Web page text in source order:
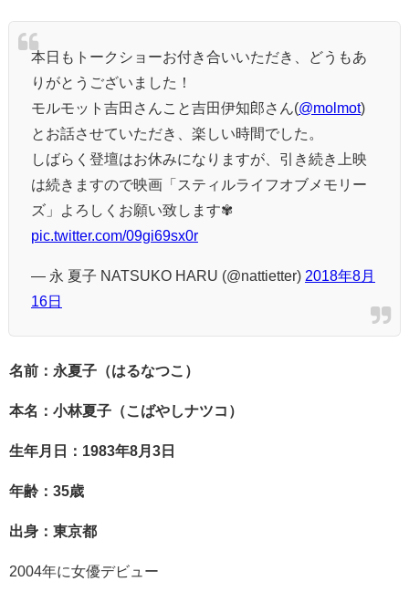
本日もトークショーお付き合いいただき、どうもあ
りがとうございました！
モルモット吉田さんこと吉田伊知郎さん(@molmot)
とお話させていただき、楽しい時間でした。
しばらく登壇はお休みになりますが、引き続き上映
は続きますので映画「スティルライフオブメモリー
ズ」よろしくお願い致します✾
pic.twitter.com/09gi69sx0r
— 永 夏子 NATSUKO HARU (@nattietter) 2018年8月
16日
名前：永夏子（はるなつこ）
本名：小林夏子（こばやしナツコ）
生年月日：1983年8月3日
年齢：35歳
出身：東京都
2004年に女優デビュー